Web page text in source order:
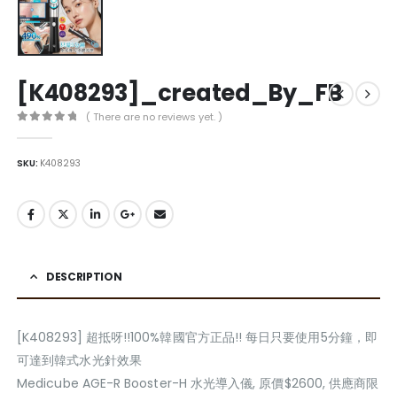
[K408293]_created_By_FB
( There are no reviews yet. )
SKU: K408293
DESCRIPTION
[K408293] 超抵呀!!100%韓國官方正品!! 每日只要使用5分鐘，即
可達到韓式水光針效果
Medicube AGE-R Booster-H 水光導入儀, 原價$2600, 供應商限